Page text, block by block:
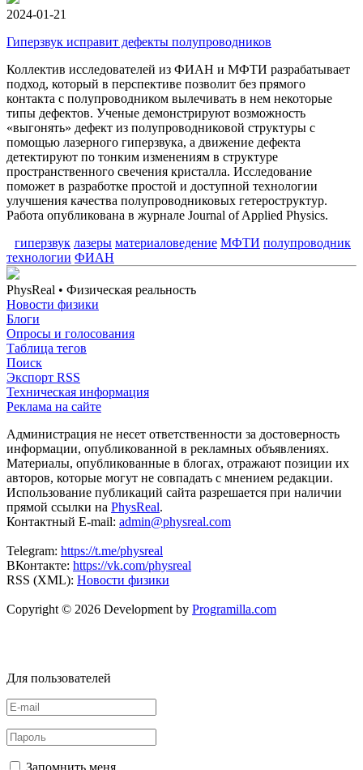
2024-01-21
Гиперзвук исправит дефекты полупроводников
Коллектив исследователей из ФИАН и МФТИ разрабатывает
подход, который в перспективе позволит без прямого
контакта с полупроводником вылечивать в нем некоторые
типы дефектов. Ученые демонстрируют возможность
«выгонять» дефект из полупроводниковой структуры с
помощью лазерного гиперзвука, а движение дефекта
детектируют по тонким изменениям в структуре
пространственного свечения кристалла. Исследование
поможет в разработке простой и доступной технологии
улучшения качества полупроводниковых гетероструктур.
Работа опубликована в журнале Journal of Applied Physics.
гиперзвук лазеры материаловедение МФТИ полупроводник
технологии ФИАН
PhysReal • Физическая реальность
Новости физики
Блоги
Опросы и голосования
Таблица тегов
Поиск
Экспорт RSS
Техническая информация
Реклама на сайте
Администрация не несет ответственности за достоверность
информации, опубликованной в рекламных объявлениях.
Материалы, опубликованные в блогах, отражают позиции их
авторов, которые могут не совпадать с мнением редакции.
Использование публикаций сайта разрешается при наличии
прямой ссылки на PhysReal.
Контактный E-mail: admin@physreal.com
Telegram: https://t.me/physreal
ВКонтакте: https://vk.com/physreal
RSS (XML): Новости физики
Copyright © 2026 Development by Programilla.com
Для пользователей
Запомнить меня